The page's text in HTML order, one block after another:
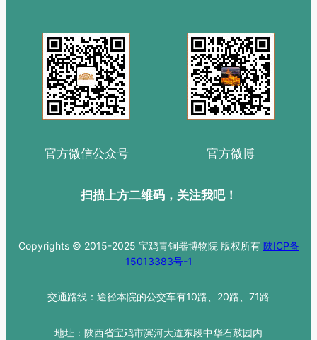
官方微信公众号 官方微博
扫描上方二维码，关注我吧！
Copyrights © 2015-2025 宝鸡青铜器博物院 版权所有 陕ICP备
15013383号-1
交通路线：途径本院的公交车有10路、20路、71路
地址：陕西省宝鸡市滨河大道东段中华石鼓园内